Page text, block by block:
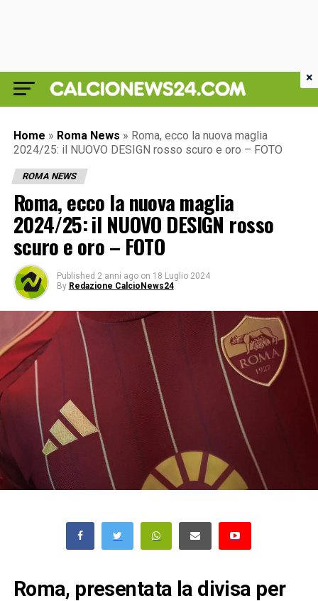
Home » Roma News » Roma, ecco la nuova maglia
2024/25: il NUOVO DESIGN rosso scuro e oro – FOTO
ROMA NEWS
Roma, ecco la nuova maglia
2024/25: il NUOVO DESIGN rosso
scuro e oro – FOTO
Published 2 anni ago on 18 Luglio 2024
By Redazione CalcioNews24
Roma, presentata la divisa per
×